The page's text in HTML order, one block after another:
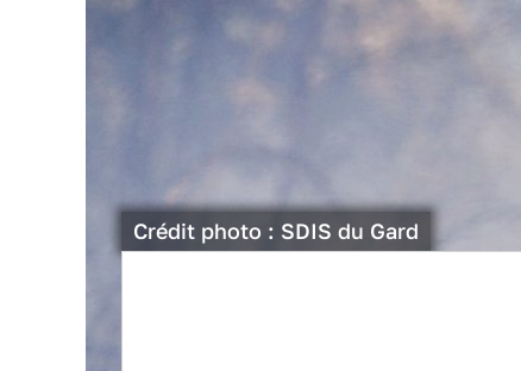
Crédit photo : SDIS du Gard